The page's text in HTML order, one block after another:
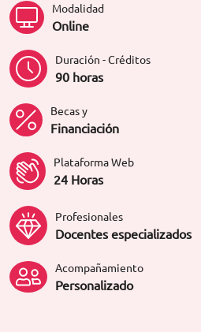
Modalidad
Online
Duración - Créditos
90 horas
Becas y
Financiación
Plataforma Web
24 Horas
Profesionales
Docentes especializados
Acompañamiento
Personalizado